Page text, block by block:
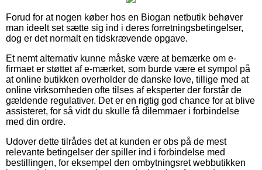
Forud for at nogen køber hos en Biogan netbutik behøver
man ideelt set sætte sig ind i deres forretningsbetingelser,
dog er det normalt en tidskrævende opgave.
Et nemt alternativ kunne måske være at bemærke om e-
firmaet er støttet af e-mærket, som burde være et sympol på
at online butikken overholder de danske love, tillige med at
online virksomheden ofte tilses af eksperter der forstår de
gældende regulativer. Det er en rigtig god chance for at blive
assisteret, for så vidt du skulle få dilemmaer i forbindelse
med din ordre.
Udover dette tilrådes det at kunden er obs på de mest
relevante betingelser der spiller ind i forbindelse med
bestillingen, for eksempel den ombytningsret webbutikken